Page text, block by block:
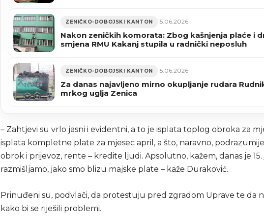
ZENIČKO-DOBOJSKI KANTON 15.06.2026
Nakon zeničkih komorata: Zbog kašnjenja plaće i
smjena RMU Kakanj stupila u radnički neposluh
ZENIČKO-DOBOJSKI KANTON 15.06.2026
Za danas najavljeno mirno okupljanje rudara
mrkog uglja Zenica
– Zahtjevi su vrlo jasni i evidentni, a to je isplata toplog obroka za
isplata kompletne plate za mjesec april, a što, naravno,
obrok i prijevoz, rente – kredite ljudi. Apsolutno, kažem, danas je
razmišljamo, jako smo blizu majske plate – kaže Duraković.
Prinuđeni su, podvlači, da protestuju pred zgradom Uprave te da
kako bi se riješili problemi.